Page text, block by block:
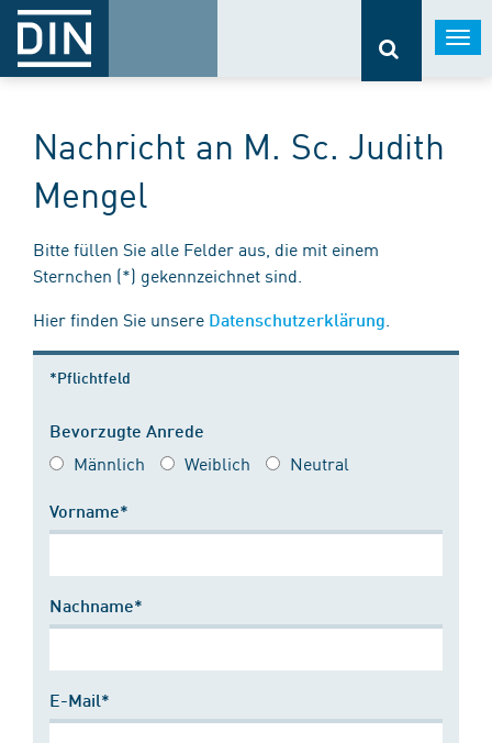
Nachricht an M. Sc. Judith
Mengel
Bitte füllen Sie alle Felder aus, die mit einem
Sternchen (*) gekennzeichnet sind.
Hier finden Sie unsere Datenschutzerklärung
*Pflichtfeld
Bevorzugte Anrede
Männlich Weiblich Neutral
Vorname*
Nachname*
E-Mail*